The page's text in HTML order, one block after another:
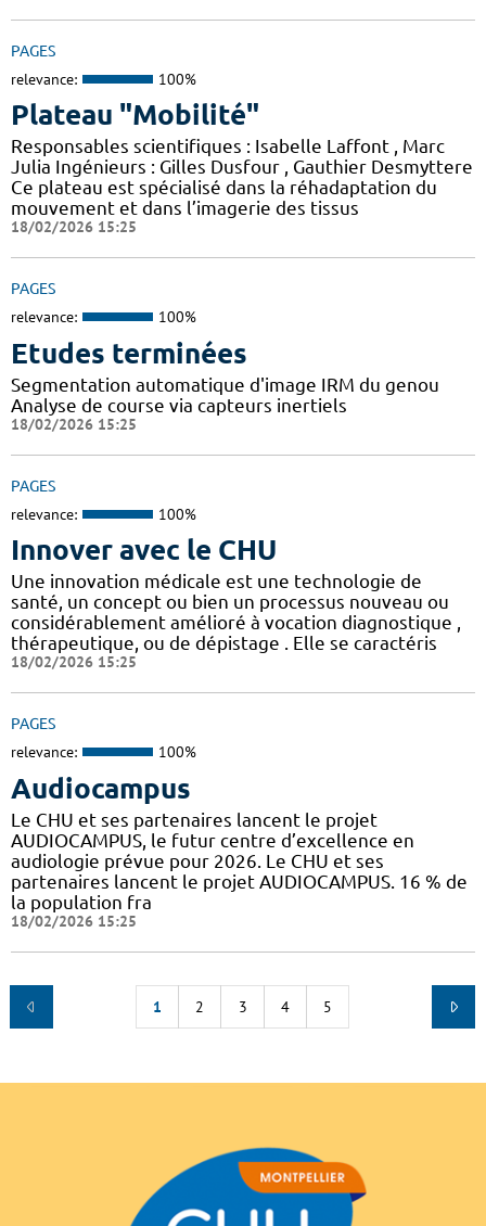
PAGES
relevance: 100%
Plateau "Mobilité"
Responsables scientifiques : Isabelle Laffont , Marc
Julia Ingénieurs : Gilles Dusfour , Gauthier Desmyttere
Ce plateau est spécialisé dans la réhadaptation du
mouvement et dans l’imagerie des tissus
18/02/2026 15:25
PAGES
relevance: 100%
Etudes terminées
Segmentation automatique d'image IRM du genou
Analyse de course via capteurs inertiels
18/02/2026 15:25
PAGES
relevance: 100%
Innover avec le CHU
Une innovation médicale est une technologie de
santé, un concept ou bien un processus nouveau ou
considérablement amélioré à vocation diagnostique ,
thérapeutique, ou de dépistage . Elle se caractéris
18/02/2026 15:25
PAGES
relevance: 100%
Audiocampus
Le CHU et ses partenaires lancent le projet
AUDIOCAMPUS, le futur centre d’excellence en
audiologie prévue pour 2026. Le CHU et ses
partenaires lancent le projet AUDIOCAMPUS. 16 % de
la population fra
18/02/2026 15:25
1 2 3 4 5